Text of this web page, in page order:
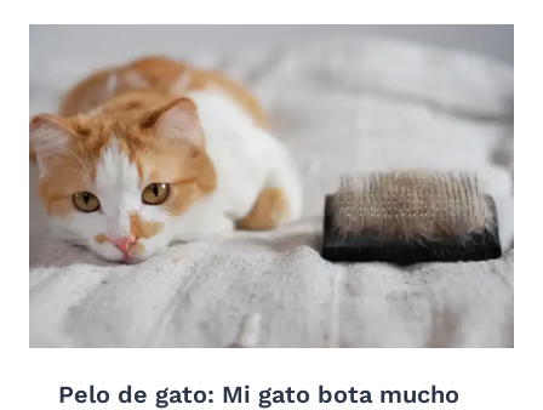
Pelo de gato: Mi gato bota mucho